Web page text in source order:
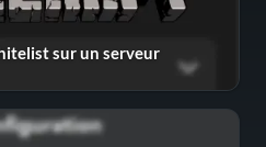
sur un serveur